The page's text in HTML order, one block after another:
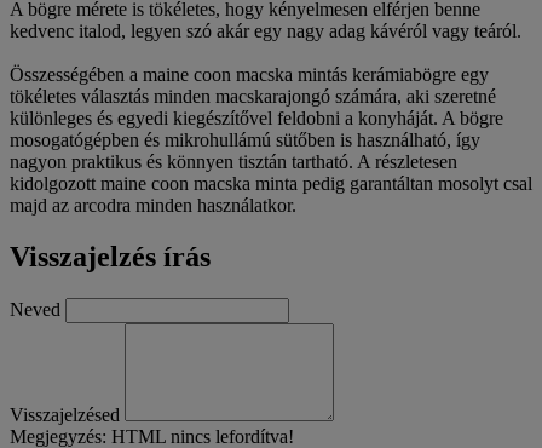
A bögre mérete is tökéletes, hogy kényelmesen elférjen benne
kedvenc italod, legyen szó akár egy nagy adag kávéról vagy teáról.
Összességében a maine coon macska mintás kerámiabögre egy
tökéletes választás minden macskarajongó számára, aki szeretné
különleges és egyedi kiegészítővel feldobni a konyháját. A bögre
mosogatógépben és mikrohullámú sütőben is használható, így
nagyon praktikus és könnyen tisztán tartható. A részletesen
kidolgozott maine coon macska minta pedig garantáltan mosolyt csal
majd az arcodra minden használatkor.
Visszajelzés írás
Neved
Visszajelzésed
Megjegyzés: HTML nincs lefordítva!